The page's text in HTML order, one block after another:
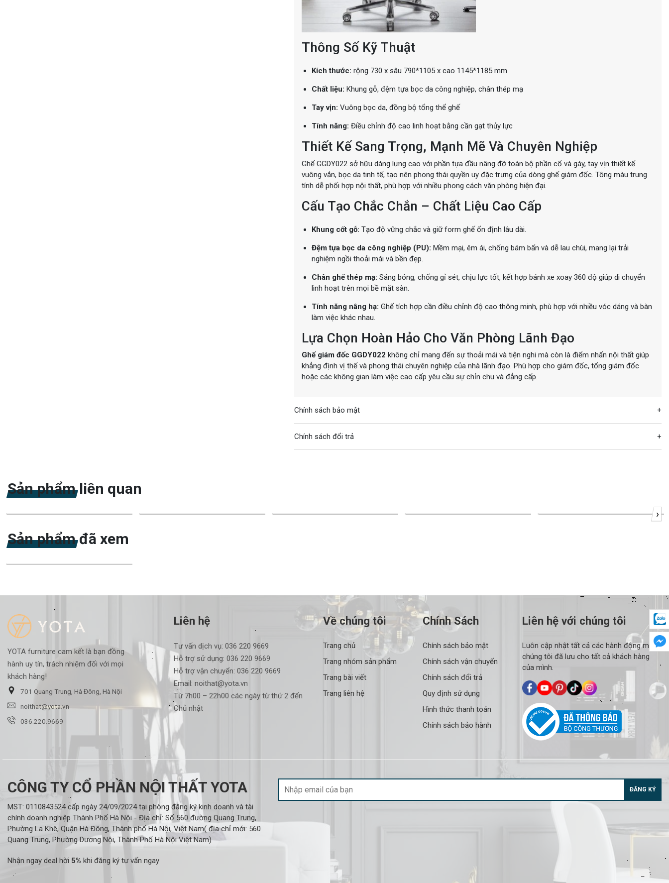
Thông Số Kỹ Thuật
Kích thước: rộng 730 x sâu 790*1105 x cao 1145*1185 mm
Chất liệu: Khung gỗ, đệm tựa bọc da công nghiệp, chân thép mạ
Tay vịn: Vuông bọc da, đồng bộ tổng thể ghế
Tính năng: Điều chỉnh độ cao linh hoạt bằng cần gạt thủy lực
Thiết Kế Sang Trọng, Mạnh Mẽ Và Chuyên Nghiệp
Ghế GGDY022 sở hữu dáng lưng cao với phần tựa đầu nâng đỡ toàn bộ phần cổ và gáy, tay vịn thiết kế
vuông vắn, bọc da tinh tế, tạo nên phong thái quyền uy đặc trưng của dòng ghế giám đốc. Tông màu trung
tính dễ phối hợp nội thất, phù hợp với nhiều phong cách văn phòng hiện đại.
Cấu Tạo Chắc Chắn – Chất Liệu Cao Cấp
Khung cốt gỗ: Tạo độ vững chắc và giữ form ghế ổn định lâu dài.
Đệm tựa bọc da công nghiệp (PU): Mềm mại, êm ái, chống bám bẩn và dễ lau chùi, mang lại trải
nghiệm ngồi thoải mái và bền đẹp.
Chân ghế thép mạ: Sáng bóng, chống gỉ sét, chịu lực tốt, kết hợp bánh xe xoay 360 độ giúp di chuyển
linh hoạt trên mọi bề mặt sàn.
Tính năng nâng hạ: Ghế tích hợp cần điều chỉnh độ cao thông minh, phù hợp với nhiều vóc dáng và bàn
làm việc khác nhau.
Lựa Chọn Hoàn Hảo Cho Văn Phòng Lãnh Đạo
Ghế giám đốc GGDY022 không chỉ mang đến sự thoải mái và tiện nghi mà còn là điểm nhấn nội thất giúp
khẳng định vị thế và phong thái chuyên nghiệp của nhà lãnh đạo. Phù hợp cho giám đốc, tổng giám đốc
hoặc các không gian làm việc cao cấp yêu cầu sự chỉn chu và đẳng cấp.
Chính sách bảo mật
Chính sách đổi trả
Sản phẩm liên quan
›
Sản phẩm đã xem
YOTA furniture cam kết là bạn đồng
hành uy tín, trách nhiệm đối với mọi
khách hàng!
701 Quang Trung, Hà Đông, Hà Nội
noithat@yota.vn
036.220.9669
Liên hệ
Tư vấn dịch vụ: 036 220 9669
Hỗ trợ sử dụng: 036 220 9669
Hỗ trợ vận chuyển: 036 220 9669
Email: noithat@yota.vn
Từ 7h00 – 22h00 các ngày từ thứ 2 đến
Chủ nhật
Về chúng tôi
Trang chủ
Trang nhóm sản phẩm
Trang bài viết
Trang liên hệ
Chính Sách
Chính sách bảo mật
Chính sách vận chuyển
Chính sách đổi trả
Quy định sử dụng
Hình thức thanh toán
Chính sách bảo hành
Liên hệ với chúng tôi
Luôn cập nhật tất cả các hành động mà
chúng tôi đã lưu cho tất cả khách hàng
của mình.
CÔNG TY CỔ PHẦN NỘI THẤT YOTA
MST: 0110843524 cấp ngày 24/09/2024 tại phòng đăng ký kinh doanh và tài
chính doanh nghiệp Thành Phố Hà Nội - Địa chỉ: Số 560 đường Quang Trung,
Phường La Khê, Quận Hà Đông, Thành phố Hà Nội, Việt Nam( địa chỉ mới: 560
Quang Trung, Phường Dương Nội, Thành Phố Hà Nội Việt Nam)
Nhận ngay deal hời 5% khi đăng ký tư vấn ngay
ĐĂNG KÝ